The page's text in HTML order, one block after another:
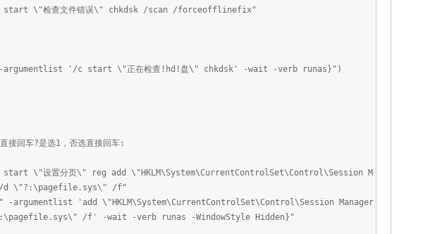
start \"检查文件错误\" chkdsk /scan /forceofflinefix"
argumentlist '/c start \"正在检查!hd!盘\" chkdsk' -wait -verb runas}")
接回车?是选1，否选直接回车:
\"设置分页\" reg add \"HKLM\System\CurrentControlSet\Control\Session M
/d \"?:\pagefile.sys\" /f"
'add \"HKLM\System\CurrentControlSet\Control\Session Manager
/f' -wait -verb runas -WindowStyle Hidden}"